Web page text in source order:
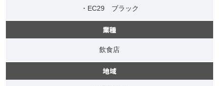
・EC29 ブラック
業種
飲食店
地域